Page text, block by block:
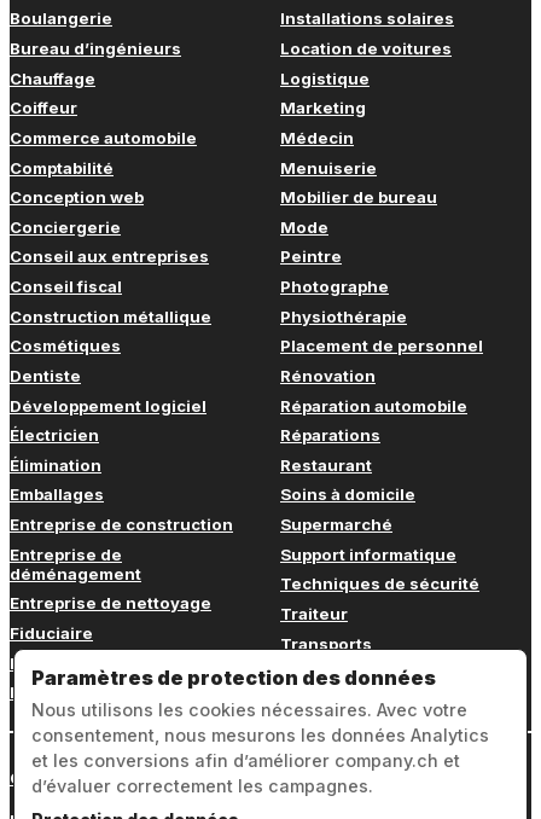
Boulangerie
Bureau d’ingénieurs
Chauffage
Coiffeur
Commerce automobile
Comptabilité
Conception web
Conciergerie
Conseil aux entreprises
Conseil fiscal
Construction métallique
Cosmétiques
Dentiste
Développement logiciel
Électricien
Élimination
Emballages
Entreprise de construction
Entreprise de
déménagement
Entreprise de nettoyage
Fiduciaire
Fitness
Formation continue
Installations solaires
Location de voitures
Logistique
Marketing
Médecin
Menuiserie
Mobilier de bureau
Mode
Peintre
Photographe
Physiothérapie
Placement de personnel
Rénovation
Réparation automobile
Réparations
Restaurant
Soins à domicile
Supermarché
Support informatique
Techniques de sécurité
Traiteur
Transports
Vétérinaire
Connexion
Paramètres de protection des données
Nous utilisons les cookies nécessaires. Avec votre
consentement, nous mesurons les données Analytics
et les conversions afin d’améliorer company.ch et
d’évaluer correctement les campagnes.